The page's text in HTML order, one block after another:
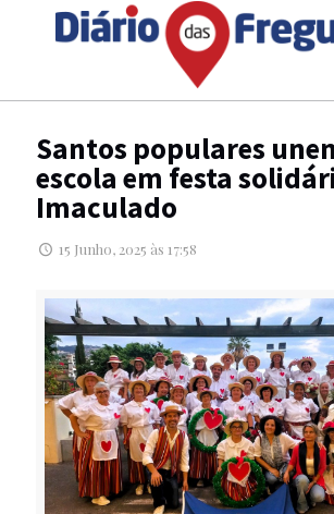
Santos populares
escola em festa
Imaculado
15 Junho, 2025 às 17:58